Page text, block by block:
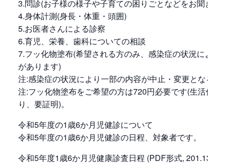
3.問診(お子様の様子や子育ての困りごとなどをお聞きし
4.身体計測(身長・体重・頭囲)
5.お医者さんによる診察
6.育児、栄養、歯科についての相談
7.フッ化物塗布(希望される方のみ、感染症の状況により
があります)
注:感染症の状況により一部の内容が中止・変更となる場
注:フッ化物塗布をご希望の方は720円必要です(生活保護
り、要証明)。
令和5年度の1歳6か月児健診について
令和5年度の1歳6か月児健診の日程、対象者です。
令和5年度1歳6か月児健康診査日程 (PDF形式, 201.13KB)